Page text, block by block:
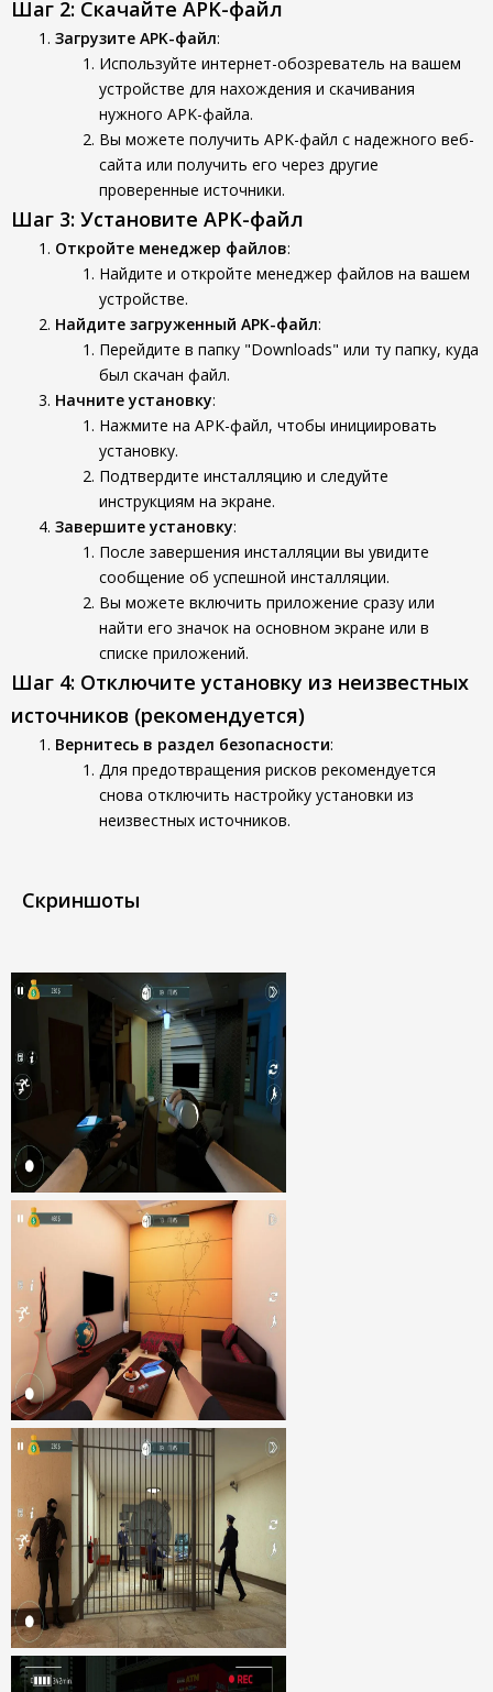
Шаг 2: Скачайте APK-файл
Загрузите APK-файл:
Используйте интернет-обозреватель на вашем
устройстве для нахождения и скачивания
нужного APK-файла.
Вы можете получить APK-файл с надежного веб-
сайта или получить его через другие
проверенные источники.
Шаг 3: Установите APK-файл
Откройте менеджер файлов:
Найдите и откройте менеджер файлов на вашем
устройстве.
Найдите загруженный APK-файл:
Перейдите в папку "Downloads" или ту папку, куда
был скачан файл.
Начните установку:
Нажмите на APK-файл, чтобы инициировать
установку.
Подтвердите инсталляцию и следуйте
инструкциям на экране.
Завершите установку:
После завершения инсталляции вы увидите
сообщение об успешной инсталляции.
Вы можете включить приложение сразу или
найти его значок на основном экране или в
списке приложений.
Шаг 4: Отключите установку из неизвестных
источников (рекомендуется)
Вернитесь в раздел безопасности:
Для предотвращения рисков рекомендуется
снова отключить настройку установки из
неизвестных источников.
Скриншоты